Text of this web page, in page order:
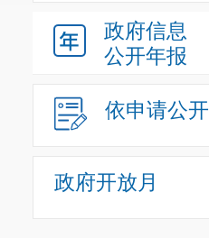
政府信息
公开年报
依申请公开
政府开放月